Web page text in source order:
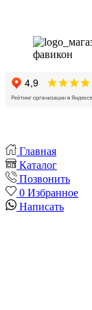
Главная
Каталог
Позвонить
0 Избранное
Написать